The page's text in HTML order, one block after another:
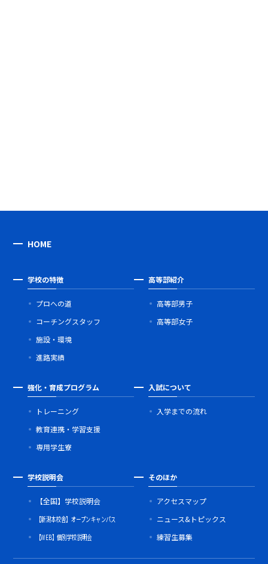
HOME
学校の特徴
プロへの道
コーチングスタッフ
施設・環境
進路実績
高等部紹介
高等部男子
高等部女子
強化・育成プログラム
トレーニング
教育連携・学習支援
専用学生寮
入試について
入学までの流れ
学校説明会
【全国】学校説明会
【新潟本校舎】オープンキャンパス
【WEB】個別学校説明会
そのほか
アクセスマップ
ニュース&トピックス
練習生募集